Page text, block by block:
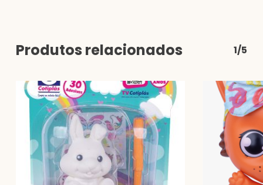
Produtos relacionados 1/5